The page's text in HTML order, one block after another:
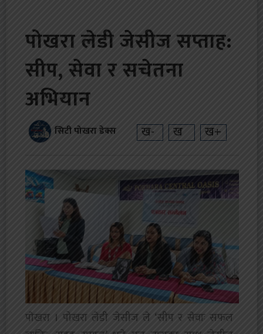
पोखरा लेडी जेसीज सप्ताह:
सीप, सेवा र सचेतना
अभियान
सिटी पोखरा डेक्स ख- ख ख+
‎पाेखरा । पोखरा लेडी जेसीज ले ‘सीप र सेवाः सफल